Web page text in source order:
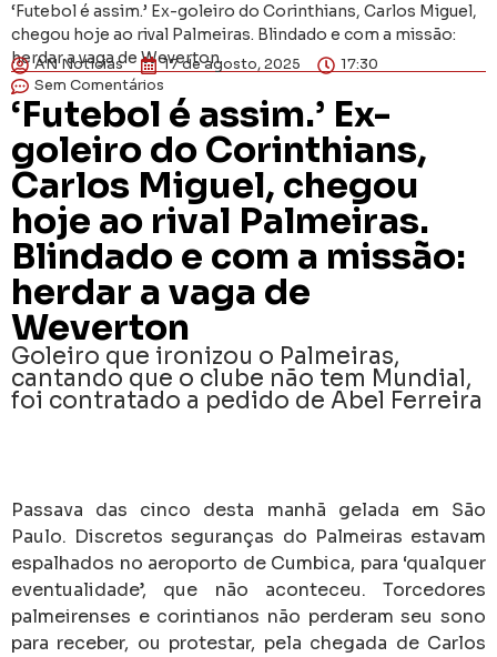
‘Futebol é assim.’ Ex-goleiro do Corinthians, Carlos Miguel,
chegou hoje ao rival Palmeiras. Blindado e com a missão:
herdar a vaga de Weverton
AN Notícias 17 de agosto, 2025
17:30
Sem Comentários
‘Futebol é assim.’ Ex-
goleiro do Corinthians,
Carlos Miguel, chegou
hoje ao rival Palmeiras.
Blindado e com a missão:
herdar a vaga de
Weverton
Goleiro que ironizou o Palmeiras,
cantando que o clube não tem Mundial,
foi contratado a pedido de Abel Ferreira
Passava das cinco desta manhã gelada em São
Paulo. Discretos seguranças do Palmeiras estavam
espalhados no aeroporto de Cumbica, para ‘qualquer
eventualidade’, que não aconteceu. Torcedores
palmeirenses e corintianos não perderam seu sono
para receber, ou protestar, pela chegada de Carlos